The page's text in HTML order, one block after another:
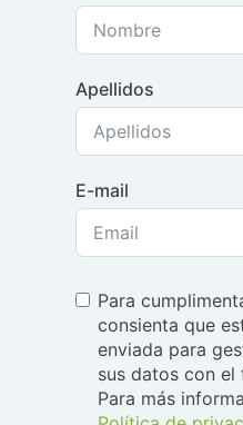
Apellidos
E-mail
Para
consienta que
enviada para
sus datos con
Para más